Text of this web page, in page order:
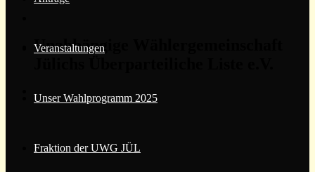
Unabhängige Wählergemeinschaft
Veranstaltungen
Unser Wahlprogramm 2025
Fraktion der UWG JÜL